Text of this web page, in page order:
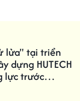
lửa" tại triển
dựng HUTECH
lực trước